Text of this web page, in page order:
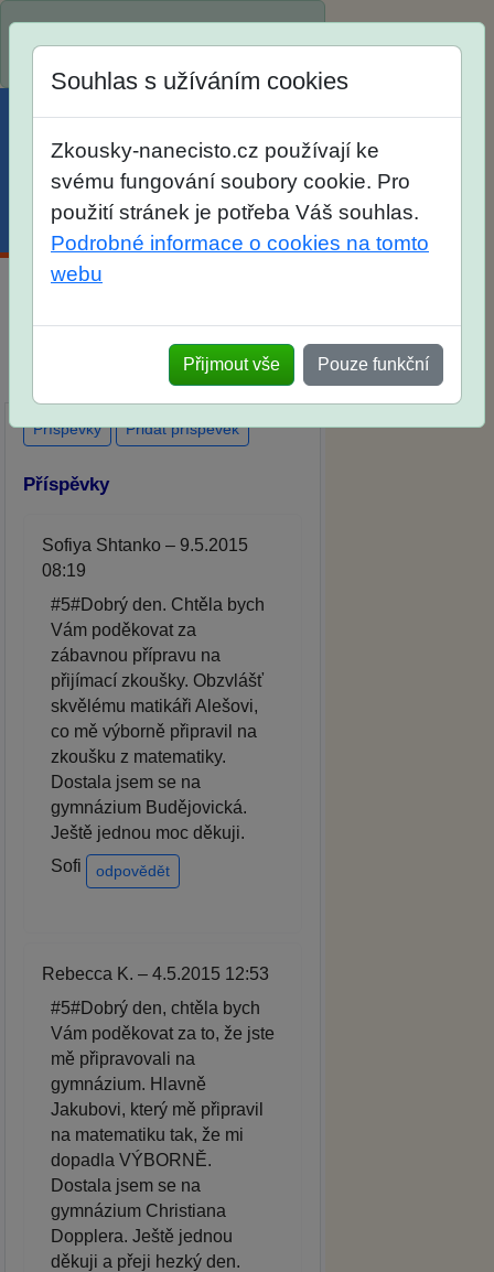
Menu Účet Košík
na SŠ? Vaše ohlasy po skutečných
přijímacích zkouškách
Souhlas s užíváním cookies
Zkousky-nanecisto.cz používají ke
svému fungování soubory cookie. Pro
použití stránek je potřeba Váš souhlas.
Podrobné informace o cookies na tomto
webu
Přijmout vše Pouze funkční
Příspěvky Přidat příspěvek
Příspěvky
Sofiya Shtanko – 9.5.2015
08:19
#5#Dobrý den. Chtěla bych
Vám poděkovat za
zábavnou přípravu na
přijímací zkoušky. Obzvlášť
skvělému matikáři Alešovi,
co mě výborně připravil na
zkoušku z matematiky.
Dostala jsem se na
gymnázium Budějovická.
Ještě jednou moc děkuji.
Sofi
odpovědět
Rebecca K. – 4.5.2015 12:53
#5#Dobrý den, chtěla bych
Vám poděkovat za to, že jste
mě připravovali na
gymnázium. Hlavně
Jakubovi, který mě připravil
na matematiku tak, že mi
dopadla VÝBORNĚ.
Dostala jsem se na
gymnázium Christiana
Dopplera. Ještě jednou
děkuji a přeji hezký den.